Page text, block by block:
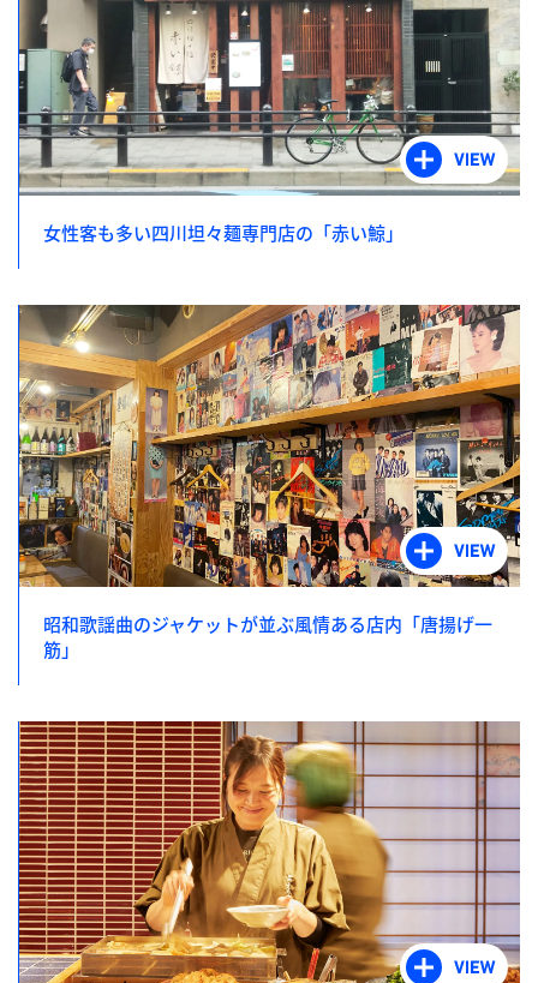
女性客も多い四川坦々麺専門店の「赤い鯨」
昭和歌謡曲のジャケットが並ぶ風情ある店内「唐揚げ一
筋」